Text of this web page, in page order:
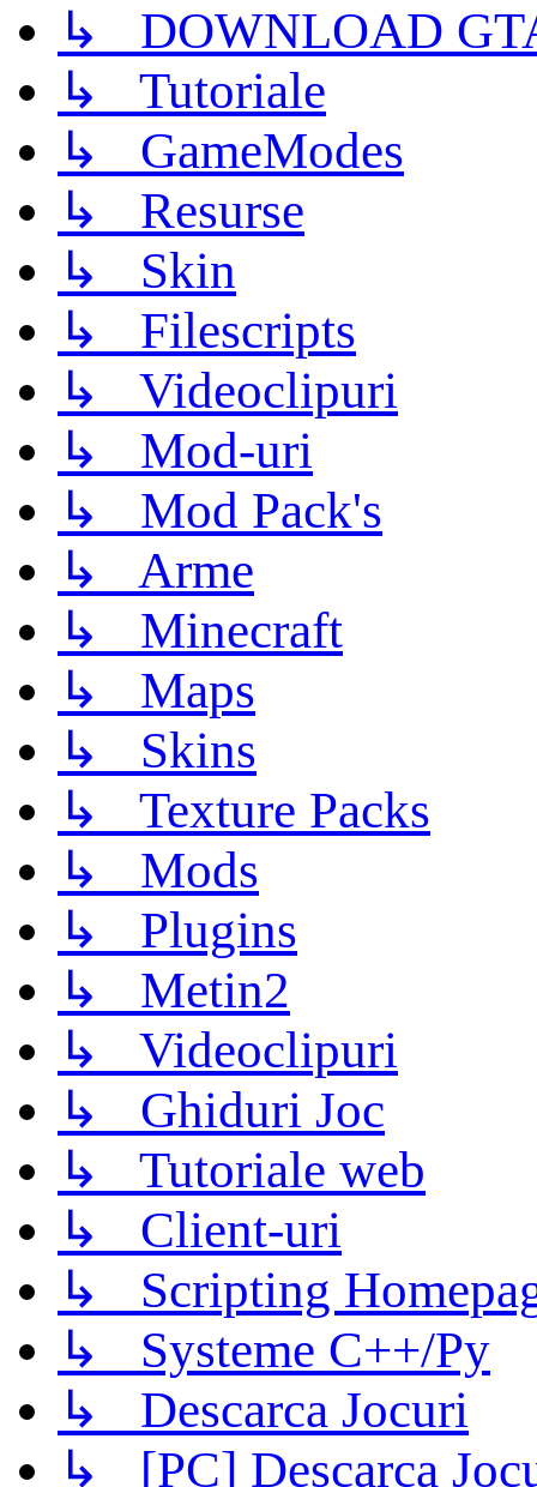
↳ DOWNLOAD
↳ Tutoriale
↳ GameModes
↳ Resurse
↳ Skin
↳ Filescripts
↳ Videoclipuri
↳ Mod-uri
↳ Mod Pack's
↳ Arme
↳ Minecraft
↳ Maps
↳ Skins
↳ Texture Packs
↳ Mods
↳ Plugins
↳ Metin2
↳ Videoclipuri
↳ Ghiduri Joc
↳ Tutoriale web
↳ Client-uri
↳ Scripting
↳ Systeme C++/Py
↳ Descarca Jocuri
↳ [PC] Descarca